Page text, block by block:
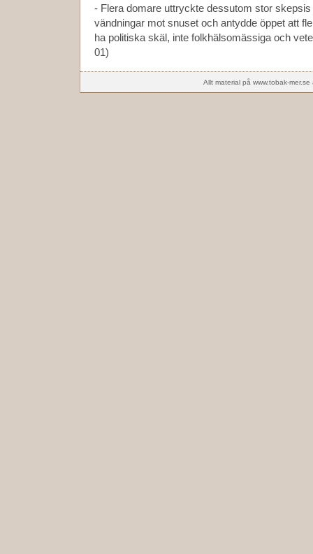
- Flera domare uttryckte dessutom stor
vändningar mot snuset och antydde öppet att
ha politiska skäl, inte folkhälsomässiga och
01)
Allt material på www.tobak-